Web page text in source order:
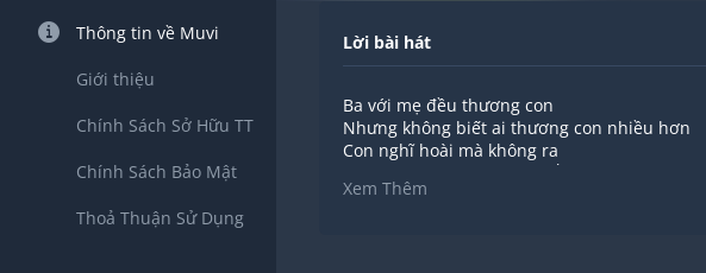
Thông tin về Muvi
Giới thiệu
Chính Sách Sở Hữu TT
Chính Sách Bảo Mật
Thoả Thuận Sử Dụng
Lời bài hát
Ba với mẹ đều thương con
Nhưng không biết ai thương con nhiều hơn
Con nghĩ hoài mà không ra
Hỏi bác gấu búp bê cũng lắc đầu.
Xem Thêm